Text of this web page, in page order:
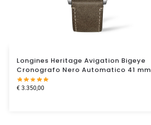
Longines Heritage Avigation Bigeye
Cronografo Nero Automatico 41 mm
€3.350,00